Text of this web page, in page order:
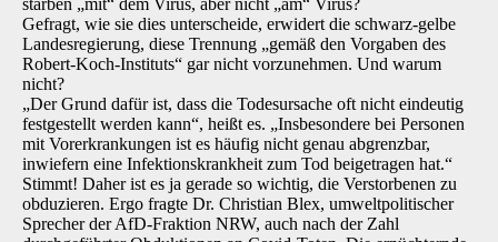
Gefragt, wie sie dies unterscheide, erwidert die schwarz-gelbe
Landesregierung, diese Trennung „gemäß den Vorgaben des
Robert-Koch-Instituts“ gar nicht vorzunehmen. Und warum
nicht?
„Der Grund dafür ist, dass die Todesursache oft nicht eindeutig
festgestellt werden kann“, heißt es. „Insbesondere bei Personen
mit Vorerkrankungen ist es häufig nicht genau abgrenzbar,
inwiefern eine Infektionskrankheit zum Tod beigetragen hat.“
Stimmt! Daher ist es ja gerade so wichtig, die Verstorbenen zu
obduzieren. Ergo fragte Dr. Christian Blex, umweltpolitischer
Sprecher der AfD-Fraktion NRW, auch nach der Zahl